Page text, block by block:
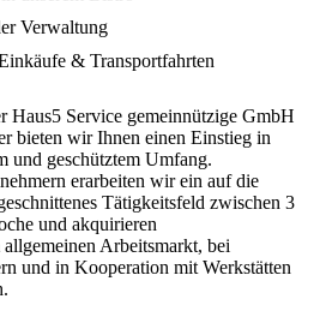
Verwaltung
& Transportfahrten
Haus5 Service gemeinnützige GmbH
bieten wir Ihnen einen Einstieg in
und geschütztem Umfang.
erarbeiten wir ein auf die
Tätigkeitsfeld zwischen 3
und akquirieren
Arbeitsmarkt, bei
und in Kooperation mit Werkstätten